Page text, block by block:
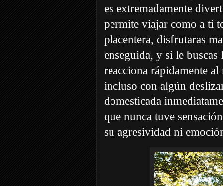
es extremadamente
permite viajar como a ti
placentera, disfrutaras
enseguida, y si le buscas
reacciona rápidamente
incluso con algún
domesticada
que nunca tuve
su agresividad ni